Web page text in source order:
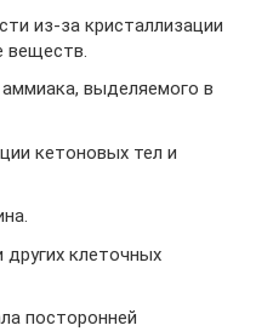
из-за кристаллизации
веществ.
выделяемого в
кетоновых тел и
клеточных
посторонней